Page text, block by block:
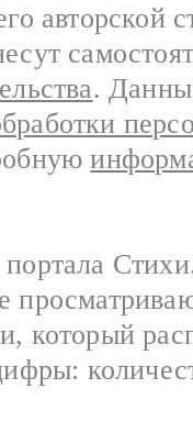
авторской
.
который